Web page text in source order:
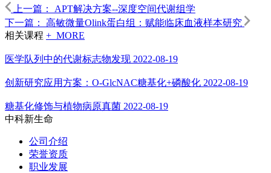
上一篇：
APT解决方案--深度空间代谢组学
下一篇：
高敏微量Olink蛋白组：赋能临床血液样本研究
相关课程 + MORE
医学队列中的代谢标志物发现 2022-08-19
创新研究应用方案：O-GlcNAC糖基化+磷酸化 2022-08-19
糖基化修饰与植物病原真菌 2022-08-19
中科新生命
公司介绍
荣誉资质
职业发展